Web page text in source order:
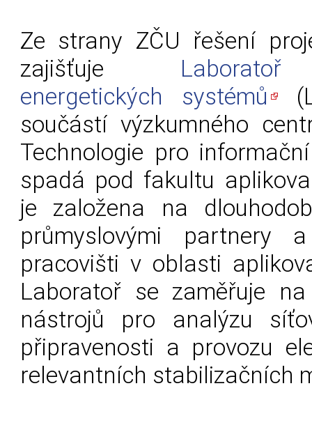
Ze strany ZČU řešení
zajišťuje
energetických systémů
součástí výzkumného
Technologie pro
spadá pod fakultu
je založena na
průmyslovými partnery
pracovišti v oblasti
Laboratoř se zaměřuje
nástrojů pro analýzu
připravenosti a provozu
relevantních stabilizačních